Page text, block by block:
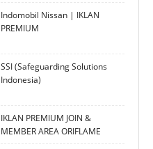
Indomobil Nissan | IKLAN
PREMIUM
SSI (Safeguarding Solutions
Indonesia)
IKLAN PREMIUM JOIN &
MEMBER AREA ORIFLAME